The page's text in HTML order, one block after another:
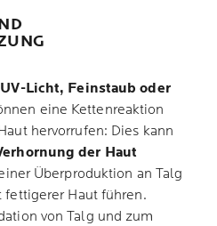
UV-Licht, Feinstaub oder
eine Kettenreaktion
hervorrufen: Dies kann
der Haut
Überproduktion an Talg
fettigerer Haut führen.
von Talg und zum